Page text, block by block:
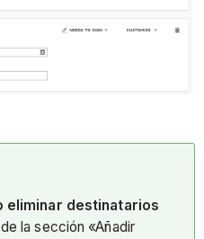
eliminar destinatarios
la sección «Añadir